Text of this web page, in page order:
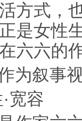
方式，
是女性
六六的
为叙事
宽容